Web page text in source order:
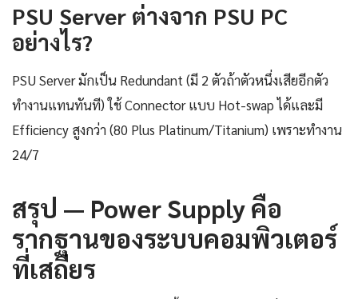
PSU Server ต่างจาก PSU PC
อย่างไร?
PSU Server มักเป็น Redundant (มี 2 ตัวถ้าตัวหนึ่งเสียอีกตัว
ทำงานแทนทันที) ใช้ Connector แบบ Hot-swap ได้และมี
Efficiency สูงกว่า (80 Plus Platinum/Titanium) เพราะทำงาน
24/7
สรุป — Power Supply คือ
รากฐานของระบบคอมพิวเตอร์
ที่เสถียร